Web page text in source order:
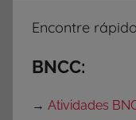
Encontre
BNCC:
→ Atividades